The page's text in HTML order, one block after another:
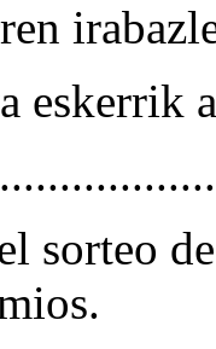
eskerrik
sorteo